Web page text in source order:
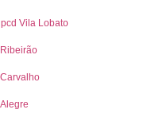
Vila Lobato